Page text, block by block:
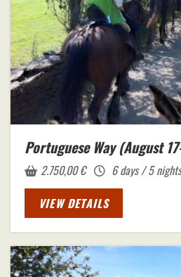
Portuguese Way (August
2.750,00€
6 days / 5 nights
VIEW DETAILS